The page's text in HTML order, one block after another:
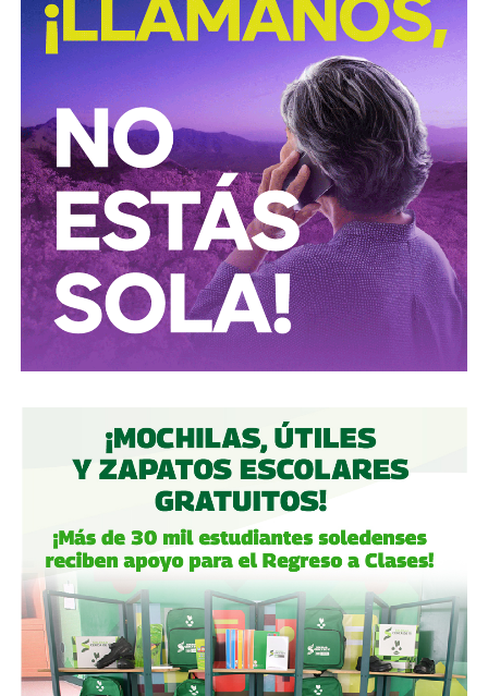
David Martínez es apodado coloquialmente como “El
Fantasma de Wall Street
”, y ha adquirido un poder
inmenso en Latinoamérica, especialmente en Argentina,
donde ha servido como negociador para la deuda nacional
y en 2017, fue considerado por Forbes como el hombre
más rico de dicho país. El regiomontano tiene un historial
documentado de tomar control de empresas en
dificultades financieras a partir de deuda: lo hizo con la
textilera CYDSA en los años 90, con la vidriera Vitro entre
2009 y 2012, y con las ya mencionadas Empresas ICA
desde 2016.
Algo similar realizó en 2020 con
del Centro Norte(OMA), el operador de, entre otros, el
Fintech compró primero acciones especiales que
garantizaban el control de la aeroportuaria y luego
concretó una oferta pública con la que en julio de 2021,
alcanzó el 30.1% de participación económica, suficiente
para mantener el control hasta que lo vendieron a la
francesa Vinci Airports en 2022 (El Economista, dic. 2020
y jul. 2021; Folleto Informativo Definitivo, Bolsa Mexicana
de Valores, may. 2021).
Si bien todos estos empresarios se han aliado en otras
ocasiones (en 2017 ganaron la licitación para construir